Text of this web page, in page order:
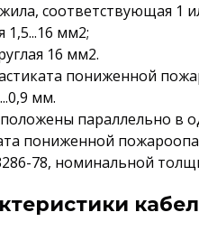
соответствующая 1
мм2;
16 мм2.
пониженной
мм.
параллельно в
пониженной
78, номинальной